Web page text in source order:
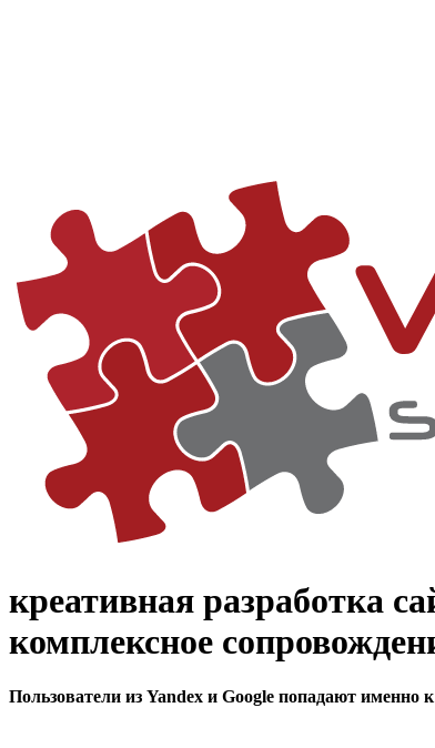
креативная разработка
комплексное
Пользователи из Yandex и Google попадают